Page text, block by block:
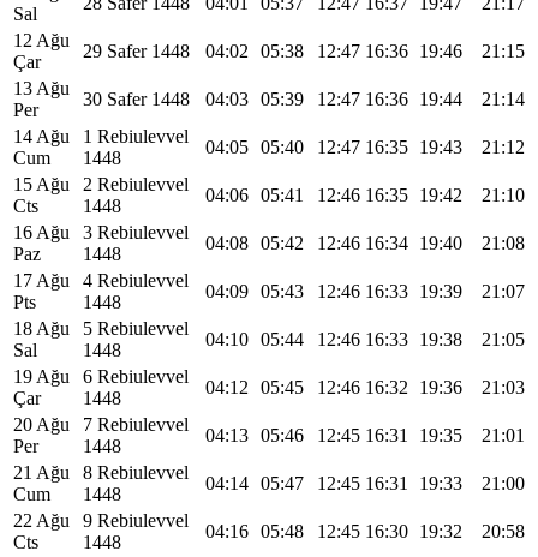
Sal
12 Ağu
Çar
29 Safer 1448 04:02 05:38 12:47 16:36 19:46
21:15
13 Ağu
Per
30 Safer 1448 04:03 05:39 12:47 16:36 19:44
21:14
14 Ağu
Cum
1 Rebiulevvel
1448
04:05 05:40 12:47 16:35 19:43
21:12
15 Ağu
Cts
2 Rebiulevvel
1448
04:06 05:41 12:46 16:35 19:42
21:10
16 Ağu
Paz
3 Rebiulevvel
1448
04:08 05:42 12:46 16:34 19:40
21:08
17 Ağu
Pts
4 Rebiulevvel
1448
04:09 05:43 12:46 16:33 19:39
21:07
18 Ağu
Sal
5 Rebiulevvel
1448
04:10 05:44 12:46 16:33 19:38
21:05
19 Ağu
Çar
6 Rebiulevvel
1448
04:12 05:45 12:46 16:32 19:36
21:03
20 Ağu
Per
7 Rebiulevvel
1448
04:13 05:46 12:45 16:31 19:35
21:01
21 Ağu
Cum
8 Rebiulevvel
1448
04:14 05:47 12:45 16:31 19:33
21:00
22 Ağu
Cts
9 Rebiulevvel
1448
04:16 05:48 12:45 16:30 19:32
20:58